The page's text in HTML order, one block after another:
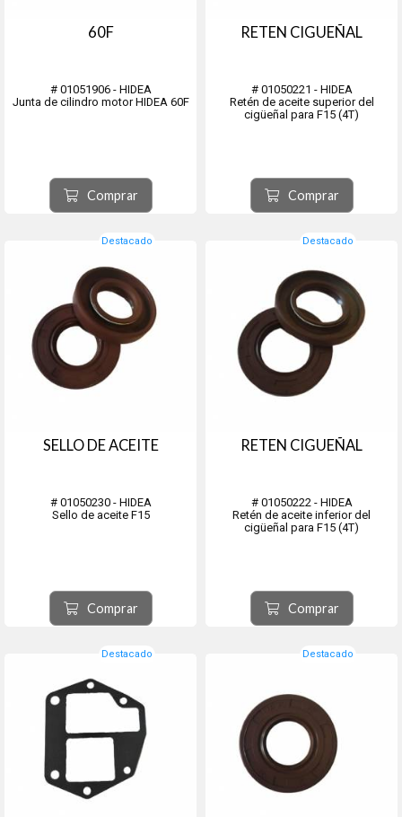
60F
# 01051906 - HIDEA
Junta de cilindro motor HIDEA 60F
Comprar
RETEN CIGUEÑAL
# 01050221 - HIDEA
Retén de aceite superior del
cigüeñal para F15 (4T)
Comprar
Destacado
SELLO DE ACEITE
# 01050230 - HIDEA
Sello de aceite F15
Comprar
Destacado
RETEN CIGUEÑAL
# 01050222 - HIDEA
Retén de aceite inferior del
cigüeñal para F15 (4T)
Comprar
Destacado Destacado